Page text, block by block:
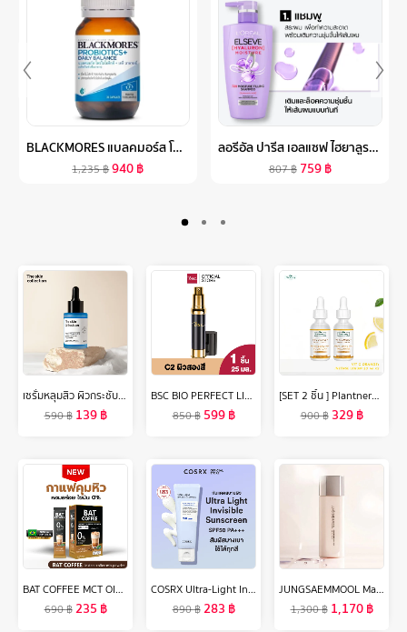
BLACKMORES แบลคมอร์ส โพรไบโอติกส์ เดลี่ บาลานซ์ 30แคปซูล
1,235฿940฿
ลอรีอัล ปารีส เอลแซฟ ไฮยาลูรอน มอยซ์เจอร์ 72เอช มอยซ์เจอร์ แชมพู + คอนดิชันเนอร์ + เอลแซฟ เอ็กซ์ตรอว์ดินารี่ ออยล์ ออยล์บำรุงผม
807฿ 759฿
เซรั่มหลุมสิว ผิวกระชับ รูขุมขนเล็กลง The Skin Collection Serum Copper Tripeptide 3% ขนาด 30 ml
590฿ 139฿
BSC BIO PERFECT LIQUID FOUNDATION รองพื้นสูตรน้ำเนื้อบางเบา C2 ผิวสองสี
850฿ 599฿
[SET 2 ชิ้น ] Plantnery Vit C Orange & Lemon Bright Complex Intense Serum 30 ml
900฿ 329฿
BAT COFFEE MCT OIL กาแฟคุมหิว อิ่มนาน หุ่นสวย ลดน้ำหนัก แคลต่ำ ไม่มีน้ำตาล
690฿235 ฿
COSRX Ultra-Light Invisible Sunscreen ครีมกันแดดเนื้อเซรั่ม SPF50 PA++++ 50 Ml.
890฿283 ฿
JUNGSAEMMOOL Masterclass Glow Base 50ml จองแซมมุล มาสเตอร์คลาส โกลว์ เบส เบสปรับสภาพผิวฉ่ำโกลว์
1,300฿ 1,170฿